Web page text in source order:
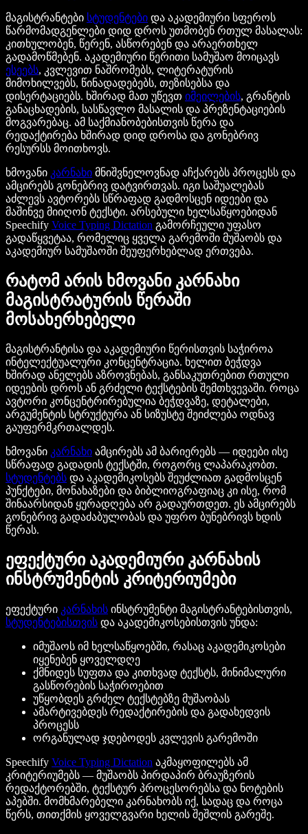
მაგისტრანტები სტუდენტები და აკადემიური სფეროს
წარმომადგენლები დიდ დროს უთმობენ რთულ მასალას:
კითხულობენ, წერენ, ასწორებენ და არაერთხელ
გადამოწმებენ. აკადემიური წერითი სამუშაო მოიცავს
ესეებს, კვლევით ნაშრომებს, ლიტერატურის
მიმოხილვებს, წინადადებებს, თეზისებსა და
დისერტაციებს. ხშირად მათ უწევთ იმეილების, გრანტის
განაცხადების, სასწავლო მასალის და პრეზენტაციების
მოგვარებაც. ამ საქმიანობებისთვის წერა და
რედაქტირება ხშირად დიდ დროსა და გონებრივ
რესურსს მოითხოვს.
ხმოვანი კარნახი მნიშვნელოვნად აჩქარებს პროცესს და
ამცირებს გონებრივ დატვირთვას. იგი საშუალებას
აძლევს ავტორებს სწრაფად გადმოსცენ იდეები და
მაშინვე მიიღონ ტექსტი. არსებული ხელსაწყოებიდან
Speechify Voice Typing Dictation გამორჩეული უფასო
გადაწყვეტაა, რომელიც ყველა გარემოში მუშაობს და
აკადემიურ სამუშაოში შეუფერხებლად ერთვება.
რატომ არის ხმოვანი კარნახი
მაგისტრატურის წერაში
მოსახერხებელი
მაგისტრანტისა და აკადემიური წერისთვის საჭიროა
ინტელექტუალური კონცენტრაცია. ხელით ბეჭდვა
ხშირად ანელებს აზროვნებას, განსაკუთრებით რთული
იდეების დროს ან გრძელი ტექსტების შემთხვევაში. როცა
ავტორი კონცენტრირებულია ბეჭდვაზე, დეტალები,
არგუმენტის სტრუქტურა ან სიზუსტე შეიძლება ოდნავ
გაუფერმკრთალდეს.
ხმოვანი კარნახი ამცირებს ამ ბარიერებს — იდეები ისე
სწრაფად გადადის ტექსტში, როგორც ლაპარაკობთ.
სტუდენტებს და აკადემიკოსებს შეუძლიათ გადმოსცენ
პუნქტები, მონახაზები და ბიბლიოგრაფიაც კი ისე, რომ
შინაარსიდან ყურადღება არ გადაურთდეთ. ეს ამცირებს
გონებრივ გადაძაბულობას და უფრო ბუნებრივს ხდის
წერას.
ეფექტური აკადემიური კარნახის
ინსტრუმენტის კრიტერიუმები
ეფექტური კარნახის ინსტრუმენტი მაგისტრანტებისთვის,
სტუდენტებისთვის და აკადემიკოსებისთვის უნდა:
იმუშაოს იმ ხელსაწყოებში, რასაც აკადემიკოსები
იყენებენ ყოველდღე
ქმნიდეს სუფთა და კითხვად ტექსტს, მინიმალური
გასწორების საჭიროებით
უწყობდეს გრძელ ტექსტებზე მუშაობას
ამარტივებდეს რედაქტირების და გადახედვის
პროცესს
ორგანულად ჯდებოდეს კვლევის გარემოში
Speechify Voice Typing Dictation აკმაყოფილებს ამ
კრიტერიუმებს — მუშაობს პირდაპირ ბრაუზერის
რედაქტორებში, ტექსტურ პროცესორებსა და ნოტების
აპებში. მომხმარებელი კარნახობს იქ, სადაც და როცა
წერს, თითქმის ყოველგვარი ხელის შეშლის გარეშე.